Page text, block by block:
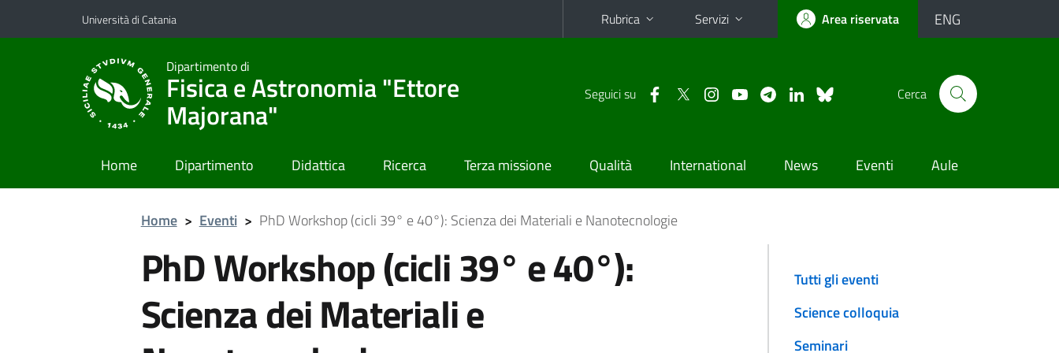
Vai al contenuto principale
Vai al menu di navigazione
Università di Catania Rubrica Servizi Area riservata ENG
Dipartimento di
Fisica e Astronomia "Ettore
Majorana"
Seguici su Cerca
Home Dipartimento Didattica Ricerca Terza missione Qualità International News Eventi Aule
Home > Eventi > PhD Workshop (cicli 39° e 40°): Scienza dei Materiali e Nanotecnologie
PhD Workshop (cicli 39° e 40°):
Scienza dei Materiali e
Tutti gli eventi
Science colloquia
Seminari